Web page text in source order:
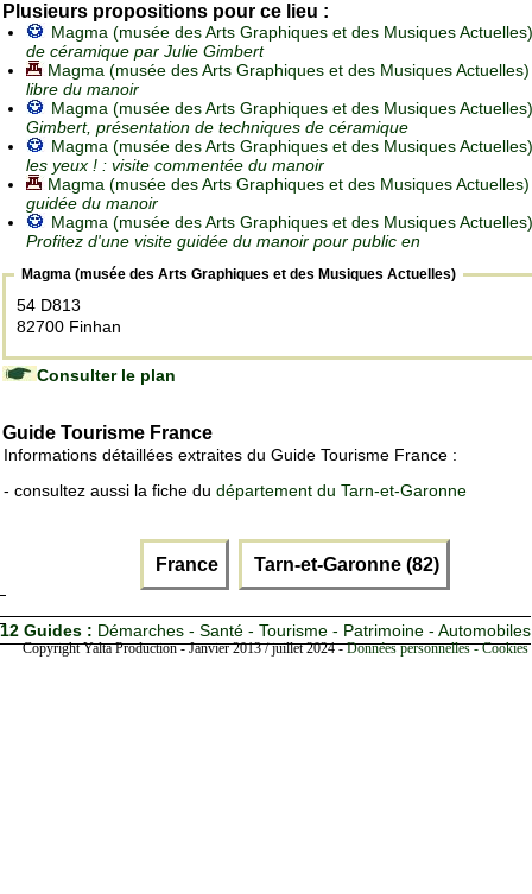
Plusieurs propositions pour ce lieu :
Magma (musée des Arts Graphiques et des Musiques
de céramique par Julie Gimbert
Magma (musée des Arts Graphiques et des Musiques
libre du manoir
Magma (musée des Arts Graphiques et des Musiques
Gimbert, présentation de techniques de céramique
Magma (musée des Arts Graphiques et des Musiques
les yeux ! : visite commentée du manoir
Magma (musée des Arts Graphiques et des Musiques
guidée du manoir
Magma (musée des Arts Graphiques et des Musiques
Profitez d'une visite guidée du manoir pour public en
Magma (musée des Arts Graphiques et des Musiques Actuelles)
54 D813
82700 Finhan
Consulter le plan
Guide Tourisme France
Informations détaillées extraites du Guide Tourisme France :
- consultez aussi la fiche du département du Tarn-et-Garonne
France Tarn-et-Garonne (82)
12 Guides : Démarches - Santé - Tourisme - Patrimoine - Automobiles
Copyright Yalta Production - Janvier 2013 / juillet 2024 -Données personnelles -